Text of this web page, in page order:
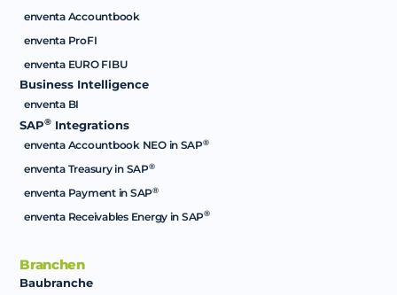
enventa Accountbook
enventa ProFI
enventa EURO FIBU
Business Intelligence
enventa BI
SAP® Integrations
enventa Accountbook NEO in SAP®
enventa Treasury in SAP®
enventa Payment in SAP®
enventa Receivables Energy in SAP®
Branchen
Baubranche